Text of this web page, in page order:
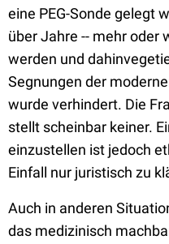
eine PEG-Sonde gelegt
über Jahre -- mehr oder
werden und
Segnungen der
wurde verhindert. Die
stellt scheinbar keiner.
einzustellen ist jedoch
Einfall nur juristisch zu
Auch in anderen
das medizinisch